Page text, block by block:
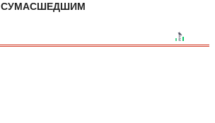
СУМАСШЕДШИМ